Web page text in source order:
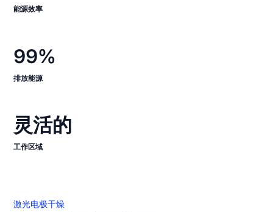
能源效率
99%
排放能源
灵活的
工作区域
激光电极干燥